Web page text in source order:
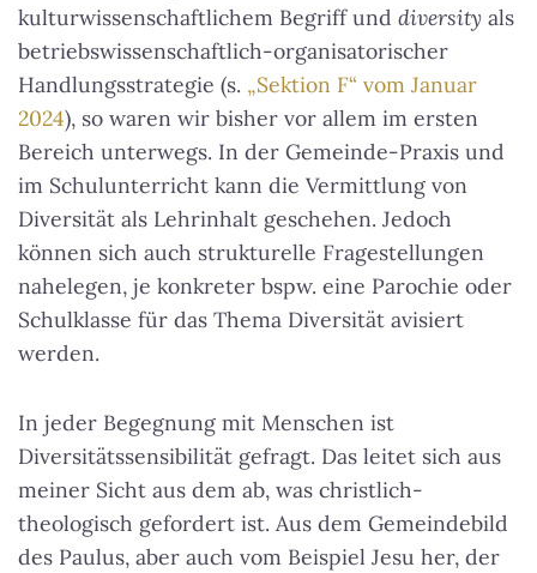
kulturwissenschaftlichem Begriff und diversity als
betriebswissenschaftlich-organisatorischer
Handlungsstrategie (s. „Sektion F“ vom Januar
2024), so waren wir bisher vor allem im ersten
Bereich unterwegs. In der Gemeinde-Praxis und
im Schulunterricht kann die Vermittlung von
Diversität als Lehrinhalt geschehen. Jedoch
können sich auch strukturelle Fragestellungen
nahelegen, je konkreter bspw. eine Parochie oder
Schulklasse für das Thema Diversität avisiert
werden.
In jeder Begegnung mit Menschen ist
Diversitätssensibilität gefragt. Das leitet sich aus
meiner Sicht aus dem ab, was christlich-
theologisch gefordert ist. Aus dem Gemeindebild
des Paulus, aber auch vom Beispiel Jesu her, der